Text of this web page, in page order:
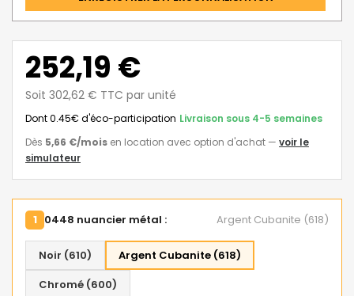
252,19 €
Soit 302,62 € TTC par unité
Dont 0.45€ d'éco-participation Livraison sous 4-5 semaines
Dès 5,66 €/mois en location avec option d'achat — voir le
simulateur
1 0448 nuancier métal : Argent Cubanite (618)
Noir (610)
Argent Cubanite (618)
Chromé (600)